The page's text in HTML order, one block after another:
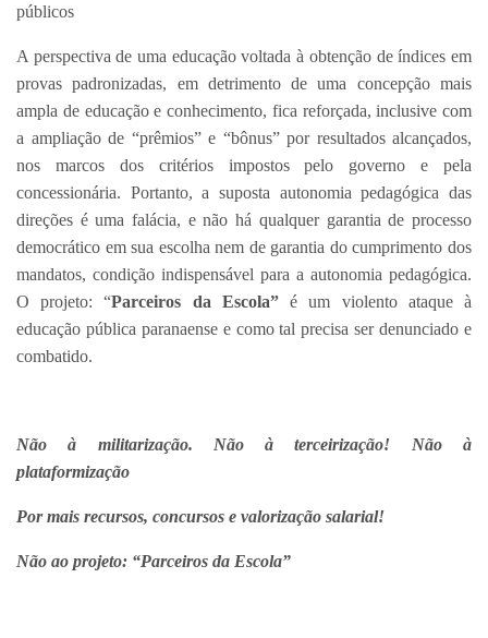
públicos
A perspectiva de uma educação voltada à obtenção de índices em
provas padronizadas, em detrimento de uma concepção mais
ampla de educação e conhecimento, fica reforçada, inclusive com
a ampliação de “prêmios” e “bônus” por resultados alcançados,
nos marcos dos critérios impostos pelo governo e pela
concessionária. Portanto, a suposta autonomia pedagógica das
direções é uma falácia, e não há qualquer garantia de processo
democrático em sua escolha nem de garantia do cumprimento dos
mandatos, condição indispensável para a autonomia pedagógica.
O projeto: “Parceiros da Escola”é um violento ataque à
educação pública paranaense e como tal precisa ser denunciado e
combatido.
Não à militarização. Não à terceirização! Não à
plataformização
Por mais recursos, concursos e valorização salarial!
Não ao projeto: “Parceiros da Escola”